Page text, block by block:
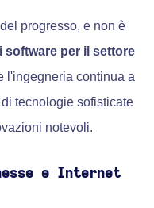
progresso, e non è
software per il settore
l'ingegneria continua a
tecnologie sofisticate
notevoli.
e Internet